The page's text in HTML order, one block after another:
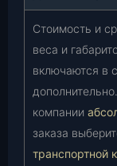
Стоимость и
веса и
включаются в
компании
заказа
транспортной